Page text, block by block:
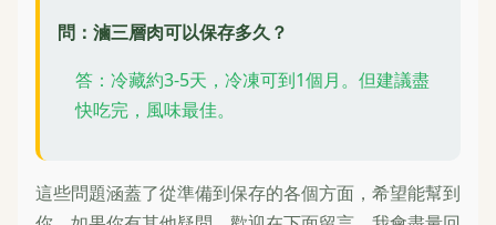
問：滷三層肉可以保存多久？
答：冷藏約3-5天，冷凍可到1個月。但建議盡
快吃完，風味最佳。
這些問題涵蓋了從準備到保存的各個方面，希望能幫到